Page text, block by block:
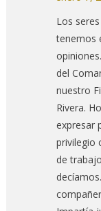
Los
tenemos
del
nuestro
Rivera.
expresar
privilegio
de